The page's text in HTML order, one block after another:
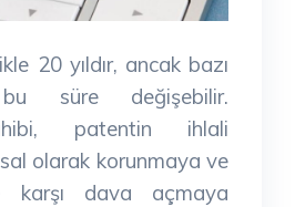
20 yıldır, ancak bazı
süre değişebilir.
patentin ihlali
olarak korunmaya ve
karşı dava açmaya